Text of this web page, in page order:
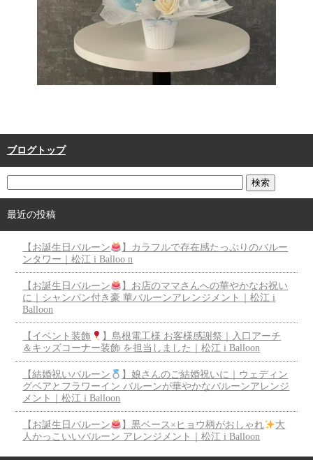
ブログトップ
最近の投稿
【お誕生日バルーン
】カラフルで存在感たっぷりのバルー
ンタワー｜松江 i Balloo n
【お誕生日バルーン
】お店のママさんへの華やかなお祝い
に｜シャンパン付き豪 華バルーンアレンジメント｜松江 i
Balloon
【イベント装飾
】島根電工様 お客様感謝祭｜入口アーチ
＆キッズコーナー装飾 を担当しました｜松江 i Balloon
【結婚祝いバルーン
】娘さんのご結婚祝いに｜ウェディン
グベアとフラワーイン バルーンが華やかなバルーンアレンジ
メント｜松江 i Balloon
【お誕生日バルーン 】黒ベース×ヒョウ柄がおしゃれ
大
人かっこいいバルーン アレンジメント｜松江 i Balloon